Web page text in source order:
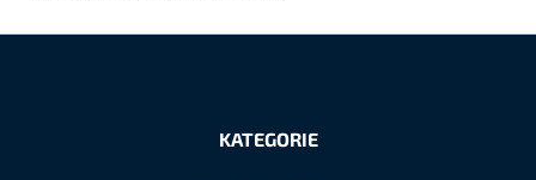
KATEGORIE